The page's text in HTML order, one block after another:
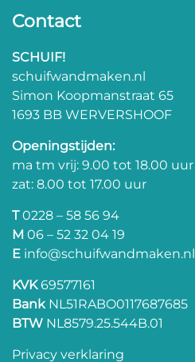
Contact
SCHUIF!
schuifwandmaken.nl
Simon Koopmanstraat 65
1693 BB WERVERSHOOF
Openingstijden:
ma tm vrij: 9.00 tot 18.00 uur
zat: 8.00 tot 17.00 uur
T0228 – 58 56 94
M 06 – 52 32 04 19
E info@schuifwandmaken.nl
KVK69577161
BankNL51RABO0117687685
BTW NL8579.25.544B.01
Privacy verklaring